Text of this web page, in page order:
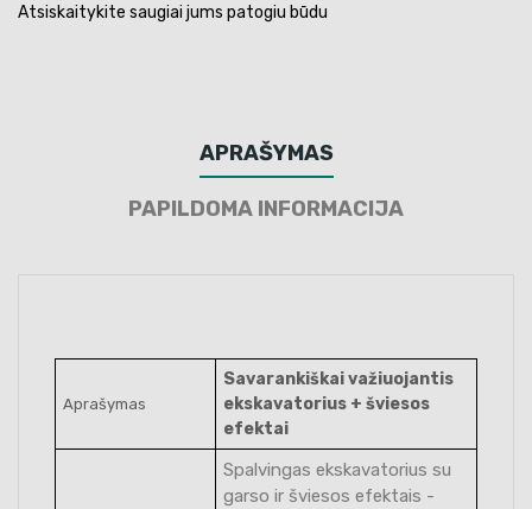
Atsiskaitykite saugiai jums patogiu būdu
APRAŠYMAS
PAPILDOMA INFORMACIJA
Aprašymas
Savarankiškai važiuojantis
ekskavatorius + šviesos
efektai
Spalvingas ekskavatorius su
garso ir šviesos efektais -